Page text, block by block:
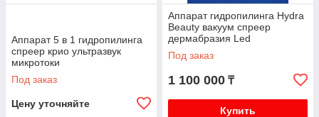
Аппарат 5 в 1 гидропилинга
спреер крио ультразвук
микротоки
Под заказ
Цену уточняйте
Аппарат гидропилинга Hydra
Beauty вакуум спреер
дермабразия Led
Под заказ
1 100 000 ₸
Купить